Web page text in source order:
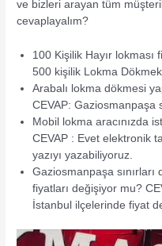
ve bizleri arayan tüm
cevaplayalım?
100 Kişilik Hayır lokması
500 kişilik Lokma
Arabalı lokma dökmesi
CEVAP: Gaziosmanpaşa
Mobil lokma aracınızda
CEVAP : Evet elektronik
yazıyı yazabiliyoruz.
Gaziosmanpaşa sınırları
fiyatları değişiyor mu?
İstanbul ilçelerinde fiyat